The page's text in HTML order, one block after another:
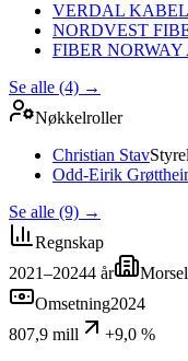
VERDAL
NORDVEST
FIBER NORWAY
Se alle (4) →
Nøkkelroller
Christian Stav
Odd-Eirik
Se alle (9) →
Regnskap
2021–20244 år
Omsetning2024
807,9 mill
+9,0 %